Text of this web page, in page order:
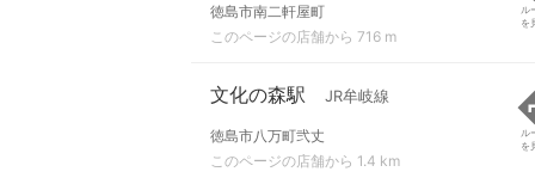
徳島市南二軒屋町
このページの店舗から 716 m
ル
を
文化の森駅 JR牟岐線
徳島市八万町弐丈
このページの店舗から 1.4 km
ル
を